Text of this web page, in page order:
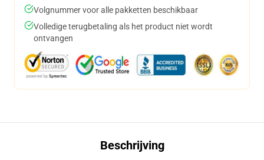
Volgnummer voor alle pakketten beschikbaar
Volledige terugbetaling als het product niet wordt
ontvangen
Beschrijving